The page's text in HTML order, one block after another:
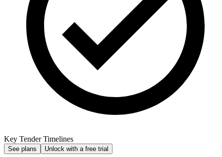
Key Tender Timelines
See plans Unlock with a free trial